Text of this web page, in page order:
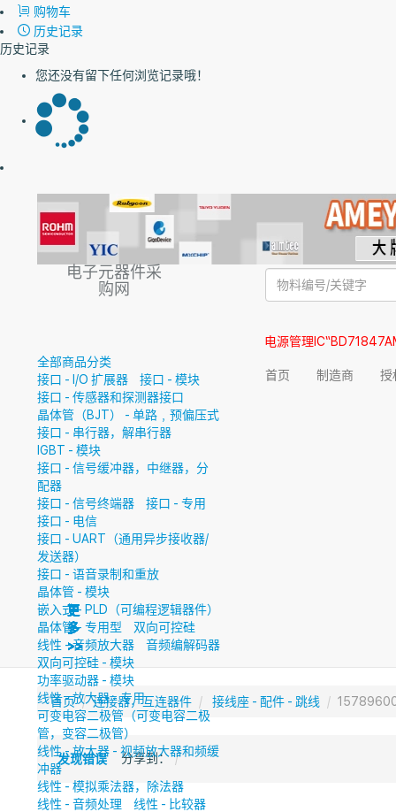
购物车
历史记录
历史记录
您还没有留下任何浏览记录哦！
电子元器件采
购网
电源管理
全部商品分类
接口 - I/O 扩展器
接口 - 模块
接口 - 传感器和探测器接口
晶体管（BJT） - 单路﹐预偏压式
接口 - 串行器，解串行器
IGBT - 模块
接口 - 信号缓冲器，中继器，分
配器
接口 - 信号终端器
接口 - 专用
接口 - 电信
接口 - UART（通用异步接收器/
发送器）
接口 - 语音录制和重放
晶体管 - 模块
嵌入式 - PLD（可编程逻辑器件）
晶体管 - 专用型
双向可控硅
线性 - 音频放大器
音频编解码器
双向可控硅 - 模块
功率驱动器 - 模块
线性 - 放大器 - 专用
可变电容二极管（可变电容二极
管，变容二极管）
线性 - 放大器 - 视频放大器和频缓
冲器
线性 - 模拟乘法器，除法器
线性 - 音频处理
线性 - 比较器
更
多
>>
更
多
>>
更
多
>>
更
多
>>
更
多
>>
更
多
>>
更
多
>>
首页 制造商 授
首页 连接器，互连器件 接线座 - 配件 - 跳线
发现错误 分享到：